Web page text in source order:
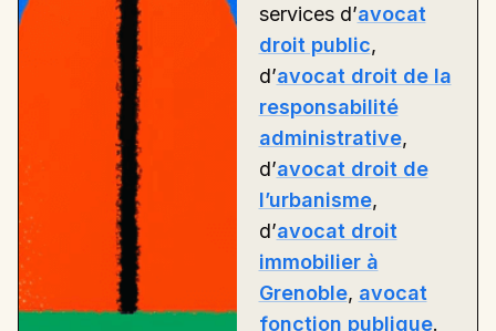
services d’avocat
droit public,
d’avocat droit de la
responsabilité
administrative,
d’avocat droit de
l’urbanisme,
d’avocat droit
immobilier à
Grenoble, avocat
fonction publique.